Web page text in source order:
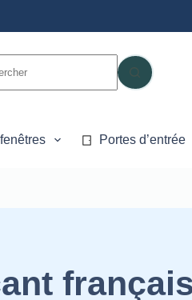
Portes d’entrée